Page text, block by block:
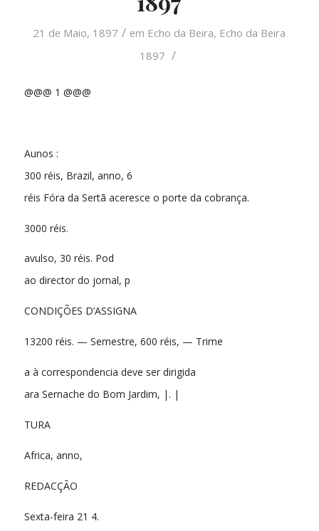
21 de Maio, 1897 / em Echo da Beira, Echo da Beira
1897 /
@@@ 1 @@@
Aunos :
300 réis, Brazil, anno, 6
réis Fóra da Sertã aceresce o porte da cobrança.
3000 réis.
avulso, 30 réis. Pod
ao director do jornal, p
CONDIÇÕES D’ASSIGNA
13200 réis. — Semestre, 600 réis, — Trime
a à correspondencia deve ser dirigida
ara Sernache do Bom Jardim, |. |
TURA
Africa, anno,
REDACÇÃO
Sexta-feira 21 4.